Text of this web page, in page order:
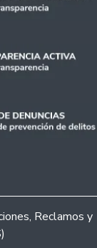
Reclamos y